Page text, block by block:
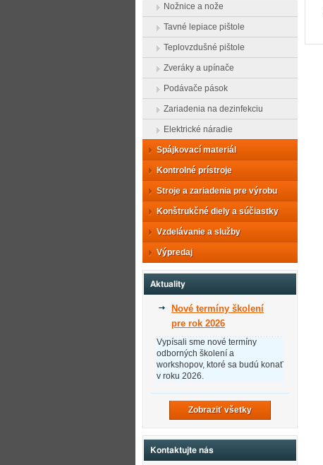
Nožnice a nože
Tavné lepiace pištole
Teplovzdušné pištole
Zveráky a upínače
Podávače pások
Zariadenia na dezinfekciu
Elektrické náradie
Spájkovací materiál
Kontrolné prístroje
Stroje a zariadenia pre výrobu
Konštrukčné diely a súčiastky
Vzdelávanie a služby
Výpredaj
Aktuality
Nové termíny školení
pre rok 2026
Vypísali sme nové termíny
odborných školení a
workshopov, ktoré sa budú konať
v roku 2026.
Zobraziť všetky
Kontaktujte nás